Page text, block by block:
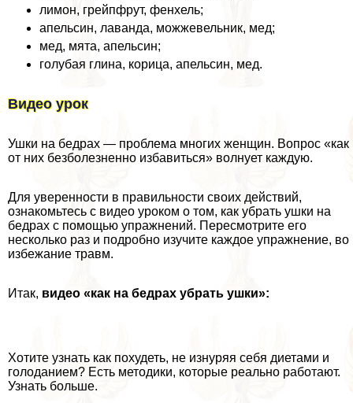
лимон, грейпфрут, фенхель;
апельсин, лаванда, можжевельник, мед;
мед, мята, апельсин;
гoлyбая глина, корица, апельсин, мед.
Видео урок
Ушки на бедрах — проблема многих женщин. Вопрос «как
от них безболезненно избавиться» волнует каждую.
Для уверенности в правильности своих действий,
ознакомьтесь с видео уроком о том, как убрать ушки на
бедрах с помощью упражнений. Пересмотрите его
несколько раз и подробно изучите каждое упражнение, во
избежание травм.
Итак, видео «как на бедрах убрать ушки»:
Хотите узнать как похудеть, не изнуряя себя диетами и
голоданием? Есть методики, которые реально работают.
Узнать больше.